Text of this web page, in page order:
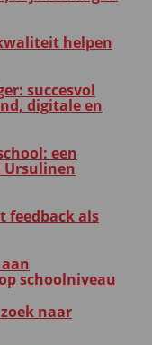
helpen
succesvol
digitale en
een
feedback als
schoolniveau
naar